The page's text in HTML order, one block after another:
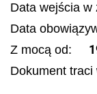
Data wejścia w
Data
Z mocą od:
Dokument traci